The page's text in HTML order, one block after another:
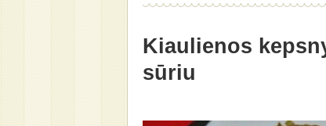
Kiaulienos
sūriu